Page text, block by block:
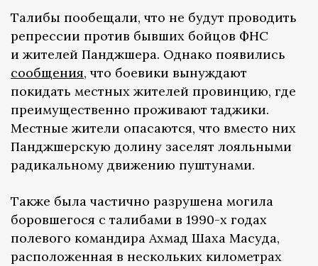
Талибы пообещали, что не будут проводить
репрессии против бывших бойцов ФНС
и жителей Панджшера. Однако появились
сообщения, что боевики вынуждают
покидать местных жителей провинцию, где
преимущественно проживают таджики.
Местные жители опасаются, что вместо них
Панджшерскую долину заселят лояльными
радикальному движению пуштунами.
Также была частично разрушена могила
боровшегося с талибами в 1990-х годах
полевого командира Ахмад Шаха Масуда,
расположенная в нескольких километрах